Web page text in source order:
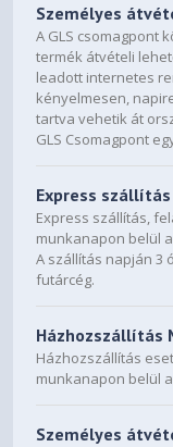
Személyes
A GLS csomagpont
termék átvételi
leadott internetes
kényelmesen,
tartva vehetik át
GLS Csomagpont
Express
Express szállítás,
munkanapon belül
A szállítás napján 3
futárcég.
Házhozszállítás
Házhozszállítás
munkanapon belül
Személyes